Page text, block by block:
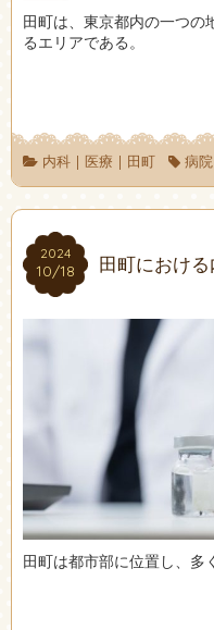
田町は、東京都内の一つの
るエリアである。
内科| 医療 | 田町 病院
2024
10/18
2024
10/18 田町におけ
田町は都市部に位置し、多